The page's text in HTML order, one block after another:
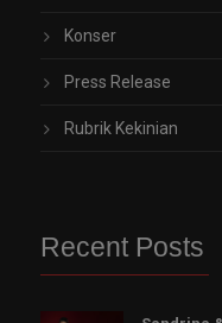
Konser
Press Release
Rubrik Kekinian
Recent Posts